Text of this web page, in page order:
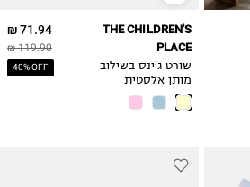
71.94 ₪
119.90 ₪
40% OFF
THE CHILDREN'S
PLACE
שורט ג'ינס בשילוב
מותן אלסטית